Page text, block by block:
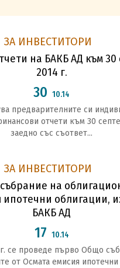
ЗА ИНВЕСТИТОРИ
на БАКБ АД към 30
2014 г.
30 10.14
предварителните си
отчети към 30
заедно със съответ...
ЗА ИНВЕСТИТОРИ
на
ипотечни облигации,
БАКБ АД
17 10.14
г. се проведе първо Общо
от Осмата емисия ипотечни